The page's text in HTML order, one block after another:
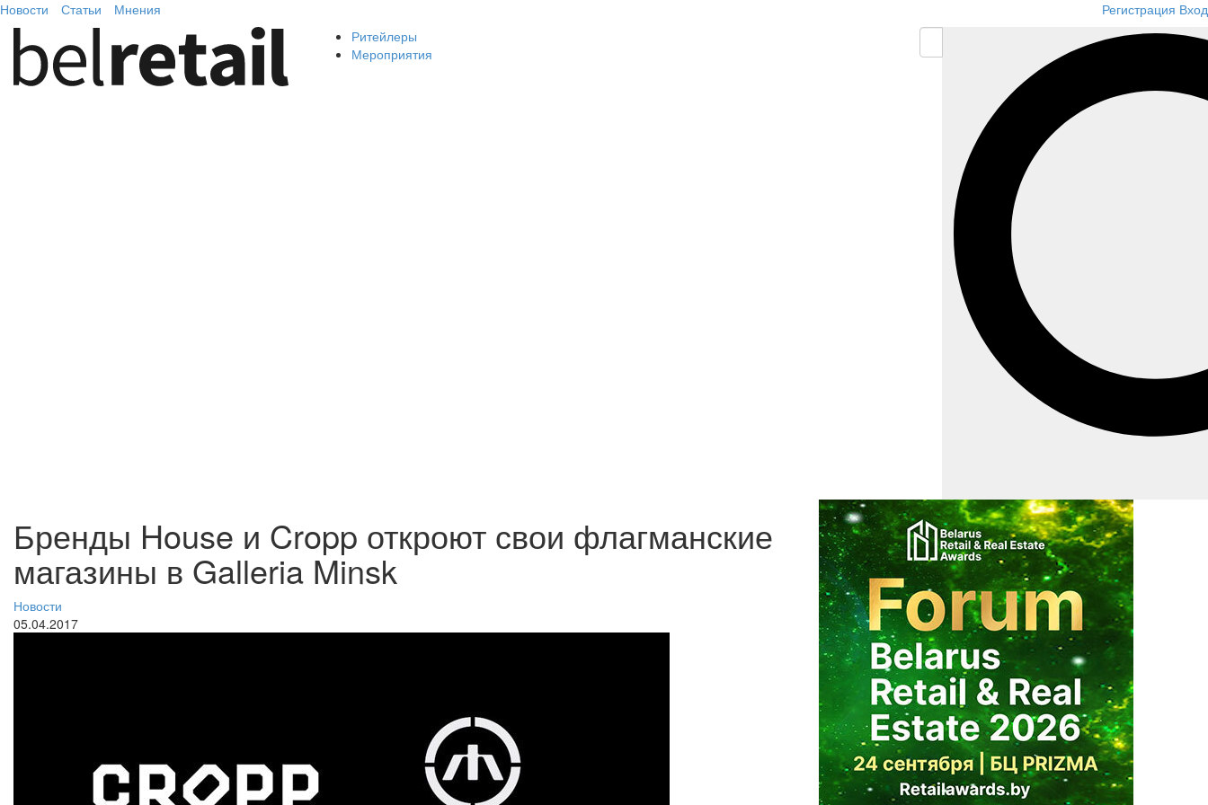
Новости Статьи Мнения Регистрация Вход
Ритейлеры
Мероприятия
Бренды House и Cropp откроют свои флагманские
магазины в Galleria Minsk
Новости
05.04.2017